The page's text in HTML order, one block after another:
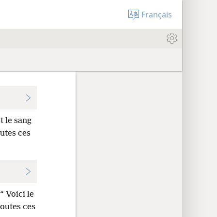
Français
le sang
ces
Voici le
ces